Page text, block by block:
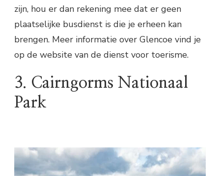
zijn, hou er dan rekening mee dat er geen
plaatselijke busdienst is die je erheen kan
brengen. Meer informatie over Glencoe vind je
op de website van de dienst voor toerisme.
3. Cairngorms Nationaal
Park